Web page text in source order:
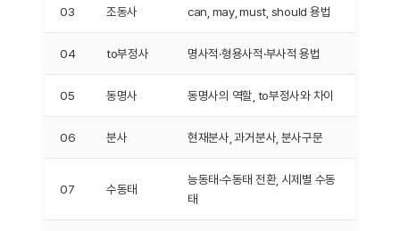
03 조동사 can, may, must, should 용법
04 to부정사 명사적·형용사적·부사적 용법
05 동명사 동명사의 역할, to부정사와 차이
06 분사 현재분사, 과거분사, 분사구문
07 수동태
능동태·수동태 전환, 시제별 수동
태